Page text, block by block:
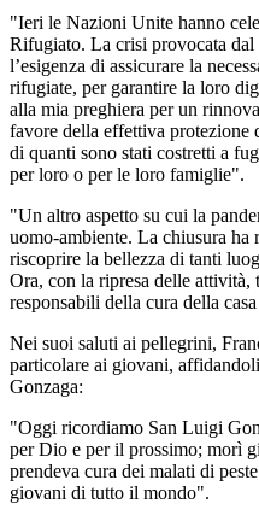
"Ieri le Nazioni Unite hanno
Rifugiato. La crisi provocata dal
l’esigenza di assicurare la
rifugiate, per garantire la loro
alla mia preghiera per un
favore della effettiva protezione
di quanti sono stati costretti a
per loro o per le loro famiglie".
"Un altro aspetto su cui la
uomo-ambiente. La chiusura ha
riscoprire la bellezza di tanti
Ora, con la ripresa delle attività,
responsabili della cura della
Nei suoi saluti ai pellegrini,
particolare ai giovani,
Gonzaga:
"Oggi ricordiamo San Luigi
per Dio e per il prossimo; morì
prendeva cura dei malati di
giovani di tutto il mondo".